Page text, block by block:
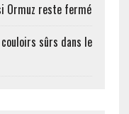
Ormuz reste fermé
sûrs dans le